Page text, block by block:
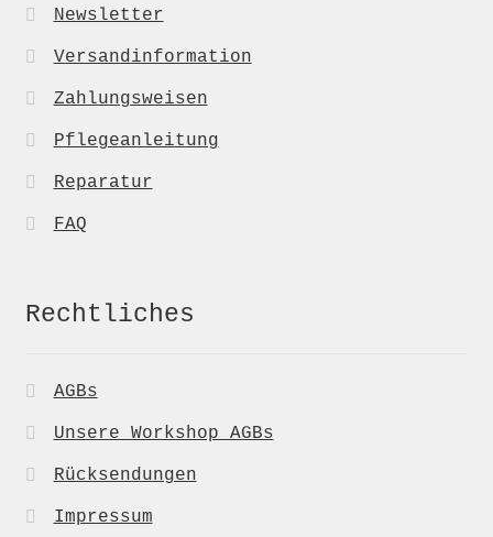
Newsletter
Versandinformation
Zahlungsweisen
Pflegeanleitung
Reparatur
FAQ
Rechtliches
AGBs
Unsere Workshop AGBs
Rücksendungen
Impressum